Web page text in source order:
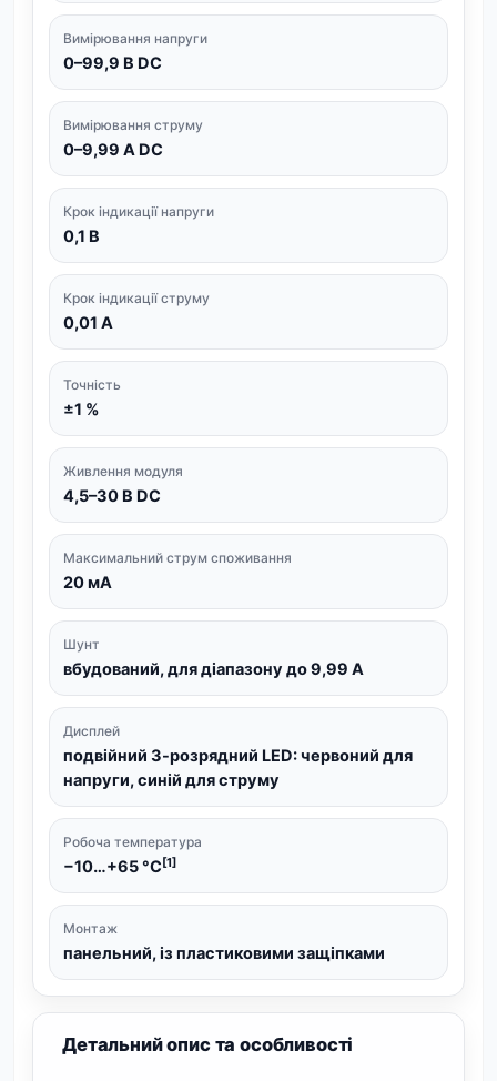
Вимірювання напруги
0–99,9 В DC
Вимірювання струму
0–9,99 А DC
Крок індикації напруги
0,1 В
Крок індикації струму
0,01 А
Точність
±1 %
Живлення модуля
4,5–30 В DC
Максимальний струм споживання
20 мА
Шунт
вбудований, для діапазону до 9,99 А
Дисплей
подвійний 3-розрядний LED: червоний для
напруги, синій для струму
Робоча температура
−10…+65 °C[1]
Монтаж
панельний, із пластиковими защіпками
Детальний опис та особливості